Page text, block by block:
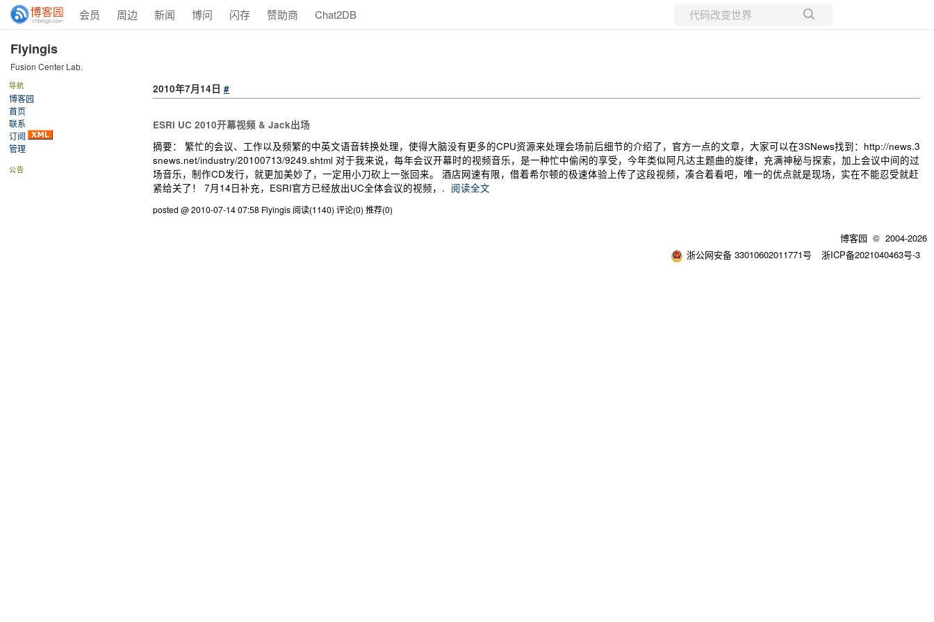
会员 周边 新闻 博问 闪存 赞助商 Chat2DB
Flyingis
Fusion Center Lab.
2010年7月14日 #
ESRI UC 2010开幕视频 & Jack出场
摘要： 繁忙的会议、工作以及频繁的中英文语音转换处理，使得大脑没有更多的CPU资源来处理会场前后细节的介绍了，官方一点的文章，大家可以在3SNews找到：http://news.3
snews.net/industry/20100713/9249.shtml 对于我来说，每年会议开幕时的视频音乐，是一种忙中偷闲的享受，今年类似阿凡达主题曲的旋律，充满神秘与探索，加上会议中间的过
场音乐，制作CD发行，就更加美妙了，一定用小刀砍上一张回来。 酒店网速有限，借着希尔顿的极速体验上传了这段视频，凑合着看吧，唯一的优点就是现场，实在不能忍受就赶
紧给关了！ 7月14日补充，ESRI官方已经放出UC全体会议的视频，. 阅读全文
posted @ 2010-07-14 07:58 Flyingis 阅读(1140) 评论(0) 推荐(0)
导航
博客园
首页
联系
订阅
管理
公告
博客园 © 2004-2026
浙公网安备 33010602011771号
浙ICP备2021040463号-3